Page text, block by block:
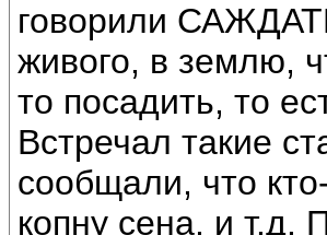
говорили
живого, в землю,
то посадить, то
Встречал такие
сообщали, что
копну сена, и т.д.